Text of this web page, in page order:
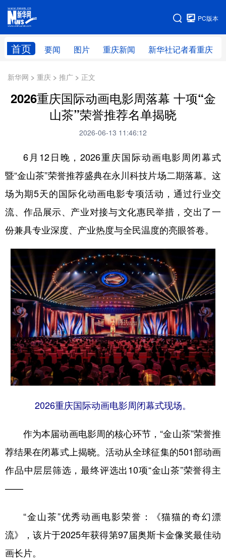
PC版本
首页 要闻 图片 重庆新闻 新华社记者看重庆
网站地图
新华网 > 重庆 > 推广 > 正文
2026重庆国际动画电影周落幕 十项“金
山茶”荣誉推荐名单揭晓
2026-06-13 11:46:12
6月12日晚，2026重庆国际动画电影周闭幕式
暨“金山茶”荣誉推荐盛典在永川科技片场二期落幕。这
场为期5天的国际化动画电影专项活动，通过行业交
流、作品展示、产业对接与文化惠民举措，交出了一
份兼具专业深度、产业热度与全民温度的亮眼答卷。
2026重庆国际动画电影周闭幕式现场。
作为本届动画电影周的核心环节，“金山茶”荣誉推
荐结果在闭幕式上揭晓。活动从全球征集的501部动画
作品中层层筛选，最终评选出10项“金山茶”荣誉得主
——
“金山茶”优秀动画电影荣誉：《猫猫的奇幻漂
流》，该片于2025年获得第97届奥斯卡金像奖最佳动
画长片。